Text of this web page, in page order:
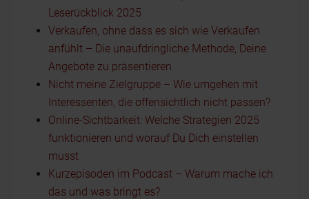
Leserückblick 2025
Verkaufen, ohne dass es sich wie Verkaufen
anfühlt – Die unaufdringliche Methode, Deine
Angebote zu präsentieren
Nicht meine Zielgruppe – Wie umgehen mit
Interessenten, die offensichtlich nicht passen?
Online-Sichtbarkeit: Welche Strategien 2025
funktionieren und worauf Du Dich einstellen
musst
Kurzepisoden im Podcast – Warum mache ich
das und was bringt es?